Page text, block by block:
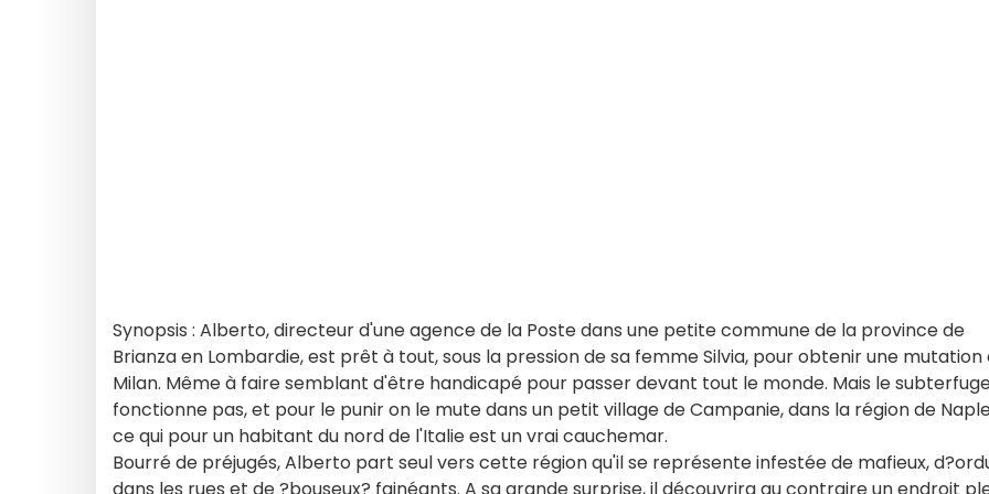
Synopsis : Alberto, directeur d'une agence de la Poste dans une petite commune de la province de
Brianza en Lombardie, est prêt à tout, sous la pression de sa femme Silvia, pour obtenir une mutation
Milan. Même à faire semblant d'être handicapé pour passer devant tout le monde. Mais le
fonctionne pas, et pour le punir on le mute dans un petit village de Campanie, dans la région de
ce qui pour un habitant du nord de l'Italie est un vrai cauchemar.
Bourré de préjugés, Alberto part seul vers cette région qu'il se représente infestée de mafieux,